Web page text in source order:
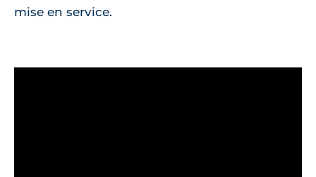
mise en service.